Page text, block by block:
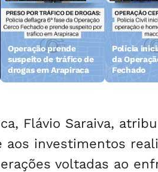
Operação prende
suspeito de tráfico de
drogas em Arapiraca
Polícia
da
Fechado
Flávio Saraiva,
investimentos
voltadas ao